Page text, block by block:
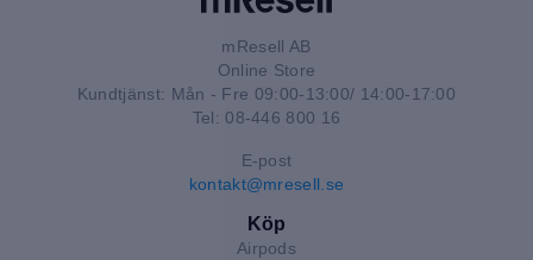
mResell AB
Online Store
Kundtjänst: Mån - Fre 09:00-13:00/ 14:00-17:00
Tel: 08-446 800 16
E-post
kontakt@mresell.se
Köp
Airpods